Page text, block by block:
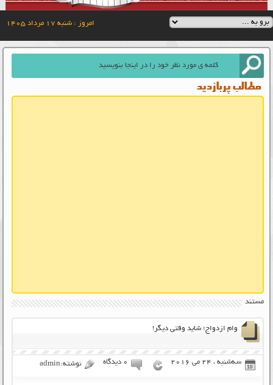
امروز : شنبه ۱۷ مرداد ۱۴۰۵
مطالب پربازدید
مستند
وام ازدواج؛ شاید وقتی دیگر!
سه‌شنبه ، 24 می 2016 ۰ دیدگاه نوشته:admin